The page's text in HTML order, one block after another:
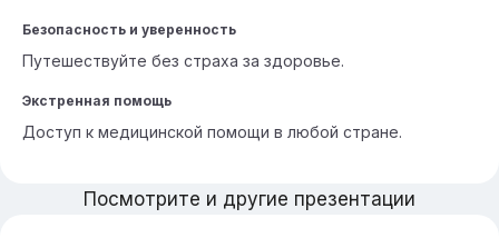
Безопасность и уверенность
Путешествуйте без страха за здоровье.
Экстренная помощь
Доступ к медицинской помощи в любой стране.
Посмотрите и другие презентации